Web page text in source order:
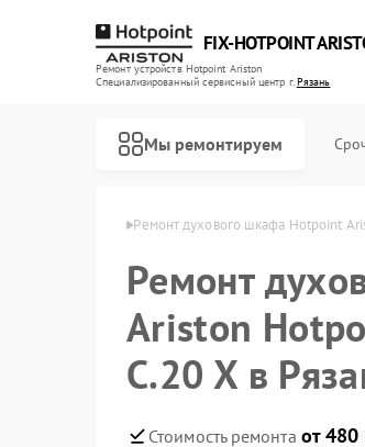
FIX-HOTPOINT
Ремонт устройств Hotpoint Ariston
Специализированный cервисный центр г.Рязань
Мы ремонтируем
Ariston в Рязани Ремонт духового шкафа Hotpoint
Ремонт
Ariston
C.20 X в
Стоимость ремонта от 480